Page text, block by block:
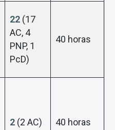
22 (17
AC, 4
PNP, 1
PcD)
40 horas
2 (2 AC) 40 horas